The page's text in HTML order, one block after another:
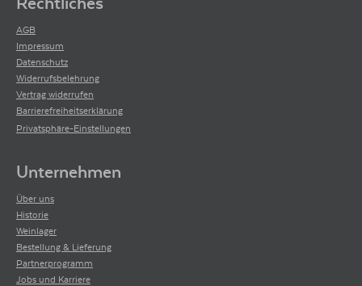
AGB
Impressum
Datenschutz
Widerrufsbelehrung
Vertrag widerrufen
Barrierefreiheitserklärung
Privatsphäre-Einstellungen
Unternehmen
Über uns
Historie
Weinlager
Bestellung & Lieferung
Partnerprogramm
Jobs und Karriere